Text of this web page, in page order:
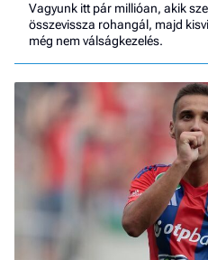
Vagyunk itt pár millióan, akik
összevissza rohangál, majd
még nem válságkezelés.